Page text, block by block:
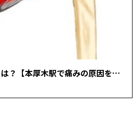
ローテーターカフとは？【本厚木駅で痛みの原因を取り除く あかつき整骨院】